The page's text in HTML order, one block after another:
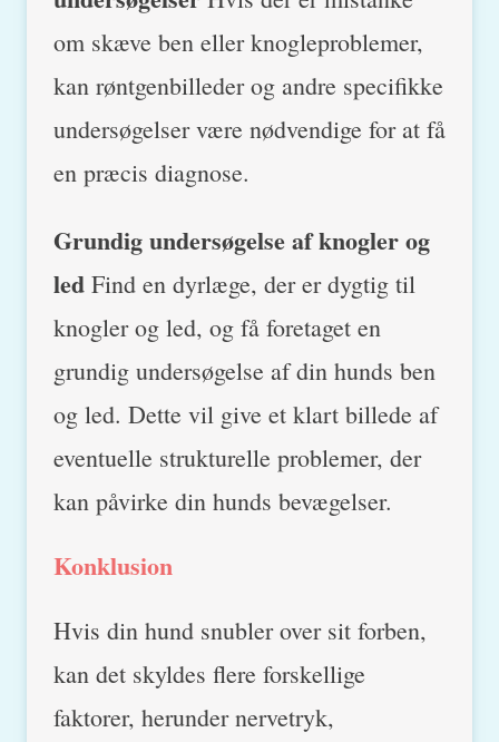
om skæve ben eller knogleproblemer,
kan røntgenbilleder og andre specifikke
undersøgelser være nødvendige for at få
en præcis diagnose.
Grundig undersøgelse af knogler og
led Find en dyrlæge, der er dygtig til
knogler og led, og få foretaget en
grundig undersøgelse af din hunds ben
og led. Dette vil give et klart billede af
eventuelle strukturelle problemer, der
kan påvirke din hunds bevægelser.
Konklusion
Hvis din hund snubler over sit forben,
kan det skyldes flere forskellige
faktorer, herunder nervetryk,